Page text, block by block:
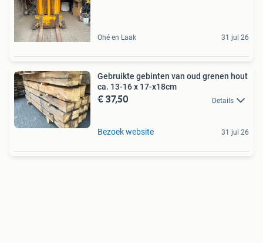
Ohé en Laak 31 jul 26
Gebruikte gebinten van oud grenen hout
ca. 13-16 x 17-x18cm
€ 37,50 Details
Bezoek website 31 jul 26